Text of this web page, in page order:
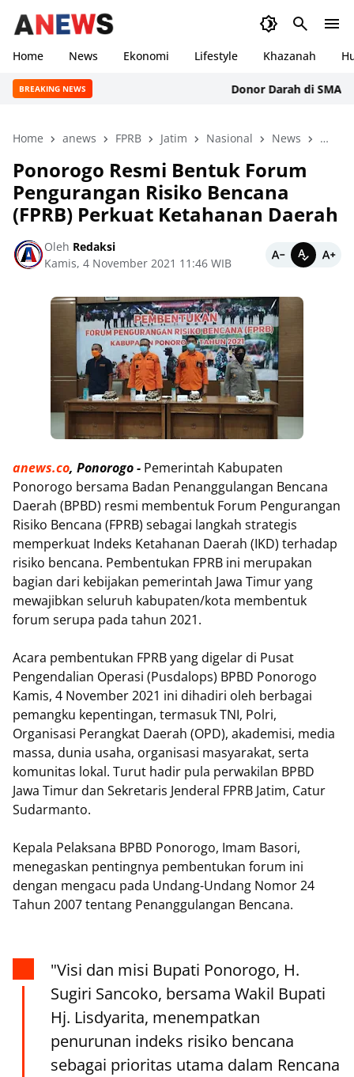
Home News Ekonomi Lifestyle Khazanah
BREAKING NEWS Donor Darah di SMAN 1
Home anews FPRB Jatim Nasional News
Ponorogo Resmi Bentuk Forum
Pengurangan Risiko Bencana
(FPRB) Perkuat Ketahanan Daerah
Oleh Redaksi
Kamis, 4 November 2021 11:46 WIB
anews.co, Ponorogo - Pemerintah Kabupaten
Ponorogo bersama Badan Penanggulangan Bencana
Daerah (BPBD) resmi membentuk Forum Pengurangan
Risiko Bencana (FPRB) sebagai langkah strategis
memperkuat Indeks Ketahanan Daerah (IKD) terhadap
risiko bencana. Pembentukan FPRB ini merupakan
bagian dari kebijakan pemerintah Jawa Timur yang
mewajibkan seluruh kabupaten/kota membentuk
forum serupa pada tahun 2021.
Acara pembentukan FPRB yang digelar di Pusat
Pengendalian Operasi (Pusdalops) BPBD Ponorogo
Kamis, 4 November 2021 ini dihadiri oleh berbagai
pemangku kepentingan, termasuk TNI, Polri,
Organisasi Perangkat Daerah (OPD), akademisi, media
massa, dunia usaha, organisasi masyarakat, serta
komunitas lokal. Turut hadir pula perwakilan BPBD
Jawa Timur dan Sekretaris Jenderal FPRB Jatim, Catur
Sudarmanto.
Kepala Pelaksana BPBD Ponorogo, Imam Basori,
menegaskan pentingnya pembentukan forum ini
dengan mengacu pada Undang-Undang Nomor 24
Tahun 2007 tentang Penanggulangan Bencana.
"Visi dan misi Bupati Ponorogo, H.
Sugiri Sancoko, bersama Wakil Bupati
Hj. Lisdyarita, menempatkan
penurunan indeks risiko bencana
sebagai prioritas utama dalam Rencana